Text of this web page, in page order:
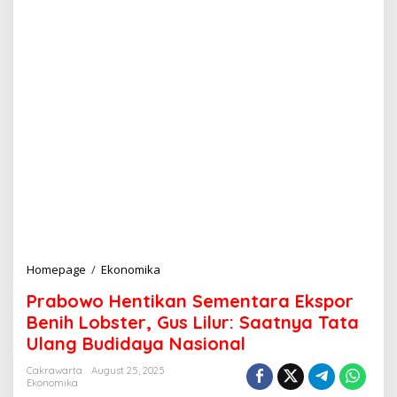
Homepage / Ekonomika
a
b
o
w
o
Prabowo Hentikan Sementara Ekspor
Benih Lobster, Gus Lilur: Saatnya Tata
Ulang Budidaya Nasional
Cakrawarta
August 25, 2025
Ekonomika